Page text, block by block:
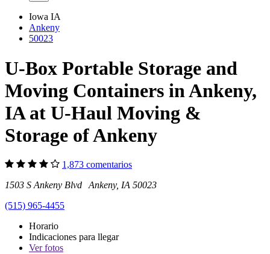
Iowa IA
Ankeny
50023
U-Box Portable Storage and
Moving Containers in Ankeny,
IA at U-Haul Moving &
Storage of Ankeny
1,873 comentarios
1503 S Ankeny Blvd Ankeny, IA 50023
(515) 965-4455
Horario
Indicaciones para llegar
Verfotos